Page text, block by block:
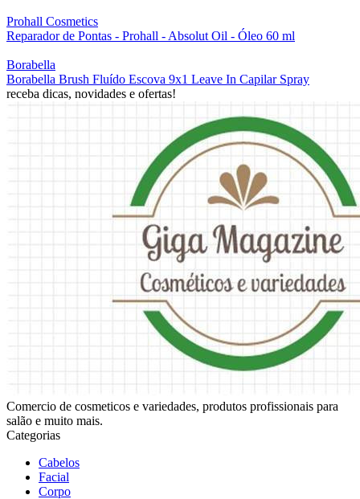
Prohall Cosmetics
Reparador de Pontas - Prohall - Absolut Oil - Óleo 60 ml
Borabella
Borabella Brush Fluído Escova 9x1 Leave In Capilar Spray
receba dicas, novidades e ofertas!
Comercio de cosmeticos e variedades, produtos profissionais para
salão e muito mais.
Categorias
Cabelos
Facial
Corpo